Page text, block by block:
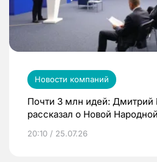
Новости компаний
Почти 3 млн идей: Дмитрий
рассказал о Новой
20:10 / 25.07.26